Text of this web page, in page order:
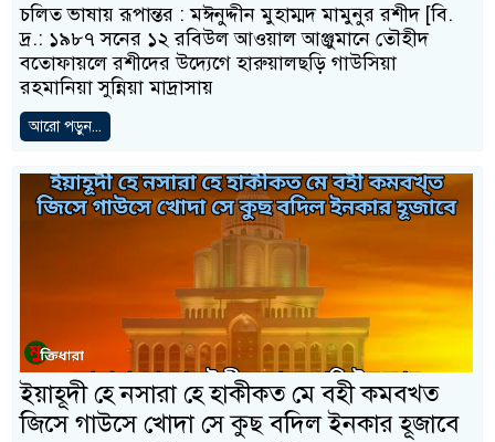
চলিত ভাষায় রূপান্তর : মঈনুদ্দীন মুহাম্মদ মামুনুর রশীদ [বি.
দ্র.: ১৯৮৭ সনের ১২ রবিউল আওয়াল আঞ্জুমানে তৌহীদ
বতোফায়লে রশীদের উদ্যেগে হারুয়ালছড়ি গাউসিয়া
রহমানিয়া সুন্নিয়া মাদ্রাসায়
আরো পড়ুন...
ইয়াহূদী হে নসারা হে হাকীকত মে বহী কমবখ্ত
জিসে গাউসে খোদা সে কুছ বদিল ইনকার হূজাবে